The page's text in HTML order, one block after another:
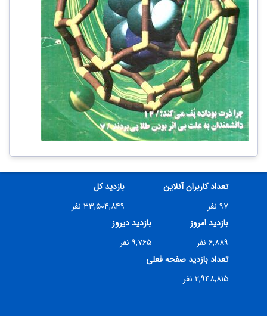
تعداد کاربران آنلاین
۹۷ نفر
بازدید کل
۳۳,۵۰۴,۸۴۹ نفر
بازدید امروز
۶,۸۸۹ نفر
بازدید دیروز
۹,۷۶۵ نفر
تعداد بازدید صفحه فعلی
۲,۹۴۸,۸۱۵ نفر